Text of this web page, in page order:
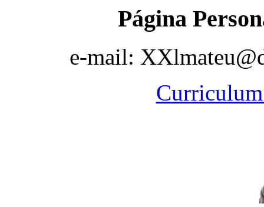
Página
e-mail: